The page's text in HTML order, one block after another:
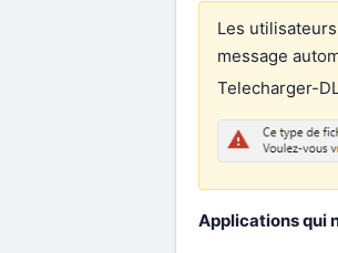
Les
message
Telecharger-
Applications qui